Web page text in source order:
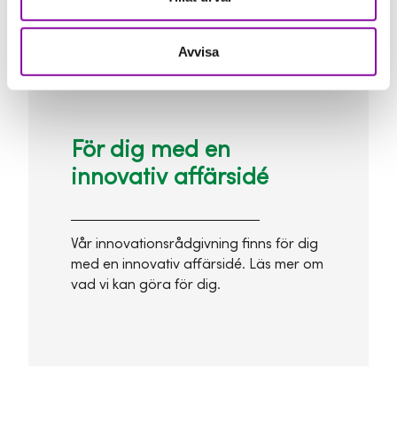
Avvisa
För dig med en
innovativ affärsidé
Vår innovationsrådgivning finns för dig
med en innovativ affärsidé. Läs mer om
vad vi kan göra för dig.